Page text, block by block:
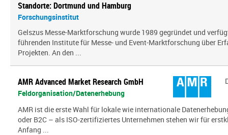
Standorte: Dortmund und Hamburg
Forschungsinstitut
Gelszus Messe-Marktforschung wurde 1989 gegründet und
führenden Institute für Messe- und Event-Marktforschung über
Projekten. An den ...
AMR Advanced Market Research GmbH
Feldorganisation/Datenerhebung
AMR ist die erste Wahl für lokale wie internationale
oder B2C – als ISO-zertifiziertes Unternehmen stehen wir für
Anfang ...